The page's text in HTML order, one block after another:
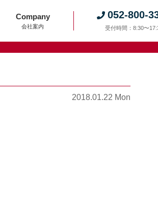
Company
会社案内
052-800-
受付時間：8:30〜
2018.01.22 Mon